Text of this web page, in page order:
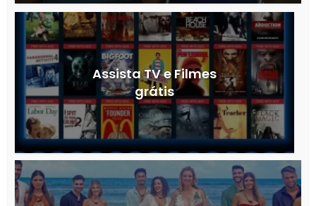
Assista TV e Filmes
grátis